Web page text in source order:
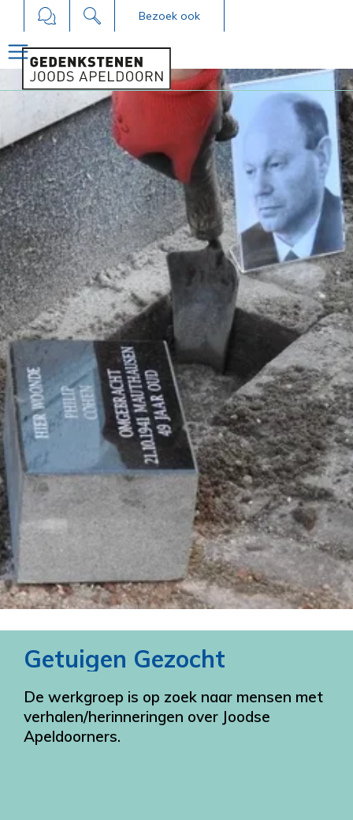
Bezoek ook
Getuigen Gezocht
De werkgroep is op zoek naar mensen met
verhalen/herinneringen over Joodse
Apeldoorners.